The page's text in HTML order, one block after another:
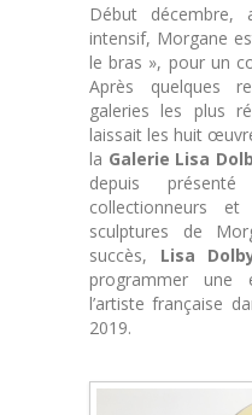
Début
intensif, Morgane
le bras », pour un
Après quelques
galeries les plus
laissait les huit
la Galerie Lisa
depuis
collectionneurs
sculptures de
succès, Lisa
programmer une
l’artiste française
2019.